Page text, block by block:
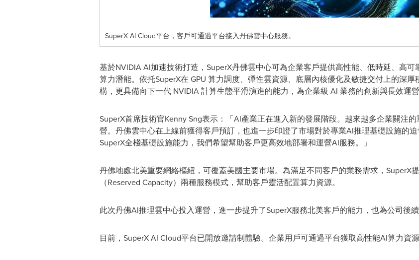
SuperX AI Cloud平台，客戶可通過平台接入丹佛雲中心服務。
基於NVIDIA AI加速技術打造，SuperX丹佛雲中心可為企業客戶提供高性能、低時延、高
算力潛能。依托SuperX在 GPU 算力調度、彈性雲資源、底層內核優化及敏捷交付上的深
構，更具備向下一代 NVIDIA 計算生態平滑演進的能力，為企業級 AI 業務的創新與長效運
SuperX首席技術官Kenny Sng表示：「AI產業正在進入新的發展階段。越來越多企業關注
營。丹佛雲中心在上線前獲得客戶預訂，也進一步印證了市場對於專業AI推理基礎設施的
SuperX全棧基礎設施能力，我們希望幫助客戶更高效地部署和運營AI服務。」
丹佛地處北美重要網絡樞紐，可覆蓋美國主要市場。為滿足不同客戶的業務需求，SuperX
（Reserved Capacity）兩種服務模式，幫助客戶靈活配置算力資源。
此次丹佛AI推理雲中心投入運營，進一步提升了SuperX服務北美客戶的能力，也為公司後
目前，SuperX AI Cloud平台已開放邀請制體驗。企業用戶可通過平台獲取高性能AI算力資